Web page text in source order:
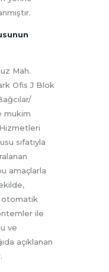
Mah.
Ofis J Blok
mukim
sıfatıyla
amaçlarla
otomatik
ile
ve
açıklanan